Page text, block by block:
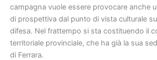
campagna vuole essere provocare anche
di prospettiva dal punto di vista culturale
difesa. Nel frattempo si sta costituendo il
territoriale provinciale, che ha già la sua
di Ferrara.